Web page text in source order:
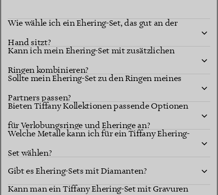
Wie wähle ich ein Ehering-Set, das gut an der
Hand sitzt?
Kann ich mein Ehering-Set mit zusätzlichen
Ringen kombinieren?
Sollte mein Ehering-Set zu den Ringen meines
Partners passen?
Bieten Tiffany Kollektionen passende Optionen
für Verlobungsringe und Eheringe an?
Welche Metalle kann ich für ein Tiffany Ehering-
Set wählen?
Gibt es Ehering-Sets mit Diamanten?
Kann man ein Tiffany Ehering-Set mit Gravuren